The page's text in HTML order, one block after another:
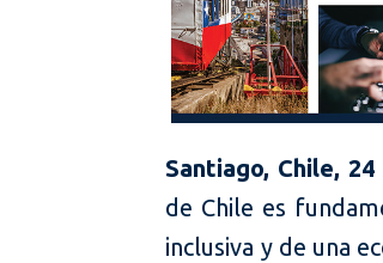
Santiago, Chile,
de Chile es
inclusiva y de una